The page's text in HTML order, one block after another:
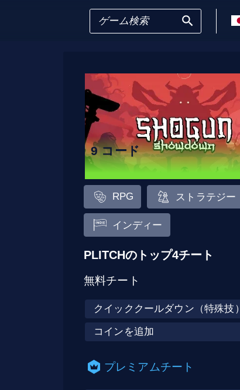
9 コード
RPG ストラテジー
インディー
PLITCHのトップ4チート
無料チート
クイッククールダウン（特殊技）
コインを追加
プレミアムチート